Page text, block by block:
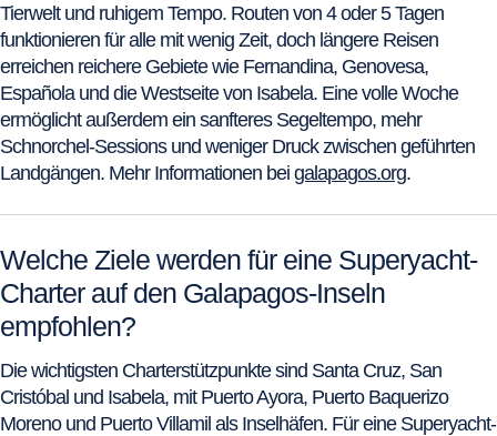
Tierwelt und ruhigem Tempo. Routen von 4 oder 5 Tagen
funktionieren für alle mit wenig Zeit, doch längere Reisen
erreichen reichere Gebiete wie Fernandina, Genovesa,
Española und die Westseite von Isabela. Eine volle Woche
ermöglicht außerdem ein sanfteres Segeltempo, mehr
Schnorchel-Sessions und weniger Druck zwischen geführten
Landgängen. Mehr Informationen bei galapagos.org.
Welche Ziele werden für eine Superyacht-
Charter auf den Galapagos-Inseln
empfohlen?
Die wichtigsten Charterstützpunkte sind Santa Cruz, San
Cristóbal und Isabela, mit Puerto Ayora, Puerto Baquerizo
Moreno und Puerto Villamil als Inselhäfen. Für eine Superyacht-